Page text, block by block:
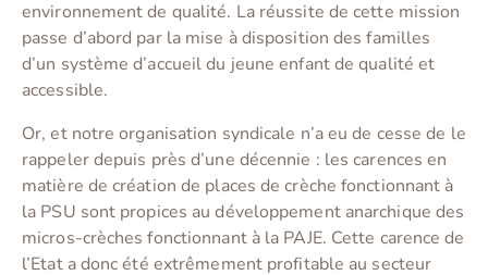
environnement de qualité. La réussite de cette mission
passe d’abord par la mise à disposition des familles
d’un système d’accueil du jeune enfant de qualité et
accessible.
Or, et notre organisation syndicale n’a eu de cesse de le
rappeler depuis près d’une décennie : les carences en
matière de création de places de crèche fonctionnant à
la PSU sont propices au développement anarchique des
micros-crèches fonctionnant à la PAJE. Cette carence de
l’Etat a donc été extrêmement profitable au secteur